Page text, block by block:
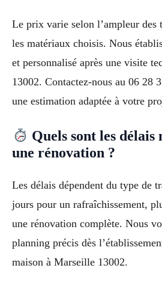
Le prix varie selon l’ampleur des
les matériaux choisis. Nous
et personnalisé après une visite
13002. Contactez-nous au 06 28
une estimation adaptée à votre
Quels sont les délais
une rénovation ?
Les délais dépendent du type de
jours pour un rafraîchissement,
une rénovation complète. Nous
planning précis dès
maison à Marseille 13002.